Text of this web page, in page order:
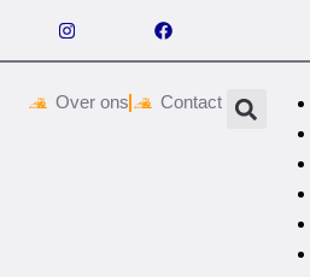
Over ons Contact